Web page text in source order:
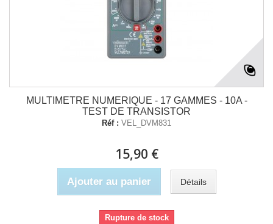
MULTIMETRE NUMERIQUE - 17 GAMMES - 10A -
TEST DE TRANSISTOR
Réf : VEL_DVM831
15,90 €
Ajouter au panier Détails
Rupture de stock